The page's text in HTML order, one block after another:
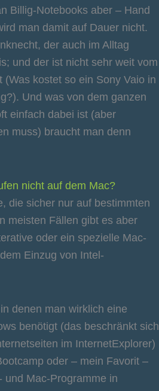
Billig-Notebooks aber – Hand
man damit auf Dauer nicht.
der auch im Alltag
und der ist nicht sehr weit vom
kostet so ein Sony Vaio in
Und was von dem ganzen
einfach dabei ist (aber
muss) braucht man denn
nicht auf dem Mac?
die sicher nur auf bestimmten
meisten Fällen gibt es aber
oder ein spezielle Mac-
Einzug von Intel-
denen man wirklich eine
benötigt (das beschränkt sich
im InternetExplorer)
oder – mein Favorit –
und Mac-Programme in